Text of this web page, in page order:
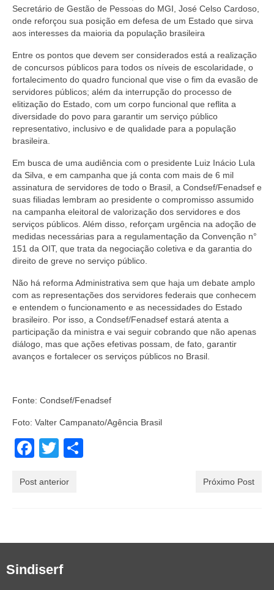
Secretário de Gestão de Pessoas do MGI, José Celso Cardoso,
onde reforçou sua posição em defesa de um Estado que sirva
aos interesses da maioria da população brasileira
Entre os pontos que devem ser considerados está a realização
de concursos públicos para todos os níveis de escolaridade, o
fortalecimento do quadro funcional que vise o fim da evasão de
servidores públicos; além da interrupção do processo de
elitização do Estado, com um corpo funcional que reflita a
diversidade do povo para garantir um serviço público
representativo, inclusivo e de qualidade para a população
brasileira.
Em busca de uma audiência com o presidente Luiz Inácio Lula
da Silva, e em campanha que já conta com mais de 6 mil
assinatura de servidores de todo o Brasil, a Condsef/Fenadsef e
suas filiadas lembram ao presidente o compromisso assumido
na campanha eleitoral de valorização dos servidores e dos
serviços públicos. Além disso, reforçam urgência na adoção de
medidas necessárias para a regulamentação da Convenção n°
151 da OIT, que trata da negociação coletiva e da garantia do
direito de greve no serviço público.
Não há reforma Administrativa sem que haja um debate amplo
com as representações dos servidores federais que conhecem
e entendem o funcionamento e as necessidades do Estado
brasileiro. Por isso, a Condsef/Fenadsef estará atenta a
participação da ministra e vai seguir cobrando que não apenas
diálogo, mas que ações efetivas possam, de fato, garantir
avanços e fortalecer os serviços públicos no Brasil.
Fonte: Condsef/Fenadsef
Foto: Valter Campanato/Agência Brasil
Facebook
Twitter
Post anterior Próximo Post
Sindiserf